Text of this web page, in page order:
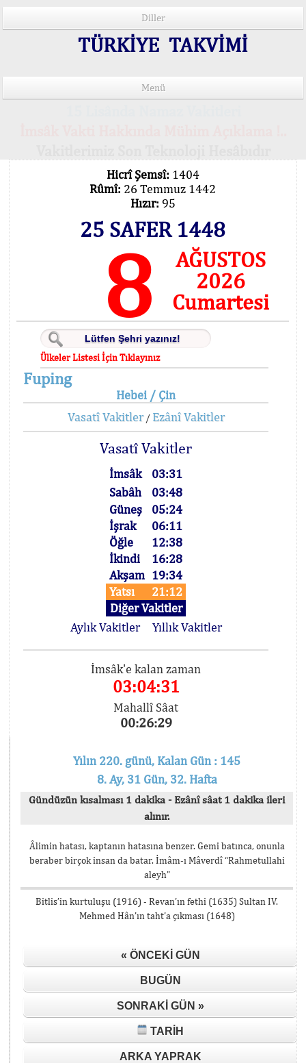
Diller
TÜRKİYE TAKVİMİ
Menü
Hicrî Şemsî: 1404
Rûmî: 26 Temmuz 1442
Hızır: 95
25 SAFER 1448
8
AĞUSTOS
2026
Cumartesi
Ülkeler Listesi İçin Tıklayınız
Fuping
Hebei / Çin
Vasatî Vakitler/ Ezânî Vakitler
Vasatî Vakitler
İmsâk
03:31
Sabâh
03:48
Güneş
05:24
İşrak
06:11
Öğle
12:38
İkindi
16:28
Akşam 19:34
Yatsı
21:12
Diğer Vakitler
Aylık Vakitler
Yıllık Vakitler
İmsâk'e kalan zaman
03:04:31
Mahallî Sâat
00:26:29
Yılın 220. günü, Kalan Gün : 145
8. Ay, 31 Gün, 32. Hafta
Gündüzün kısalması 1 dakika - Ezânî sâat 1 dakika ileri
alınır.
Âlimin hatası, kaptanın hatasına benzer. Gemi batınca, onunla
beraber birçok insan da batar. İmâm-ı Mâverdî “Rahmetullahi
aleyh”
Bitlis’in kurtuluşu (1916) - Revan’ın fethi (1635) Sultan IV.
Mehmed Hân’ın taht’a çıkması (1648)
« ÖNCEKI GÜN
BUGÜN
SONRAKI GÜN »
TARIH
ARKA YAPRAK